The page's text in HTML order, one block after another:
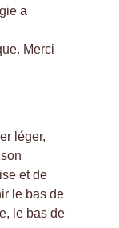
a
Merci
léger,
et de
le bas de
le bas de